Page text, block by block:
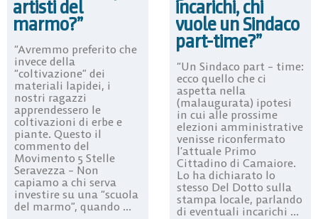
artisti del
marmo?”
“Avremmo preferito che
invece della
“coltivazione” dei
materiali lapidei, i
nostri ragazzi
apprendessero le
coltivazioni di erbe e
piante. Questo il
commento del
Movimento 5 Stelle
Seravezza – Non
capiamo a chi serva
investire su una “scuola
del marmo”, quando ...
incarichi, chi
vuole un Sindaco
part-time?”
“Un Sindaco part – time:
ecco quello che ci
aspetta nella
(malaugurata) ipotesi
in cui alle prossime
elezioni amministrative
venisse riconfermato
l’attuale Primo
Cittadino di Camaiore.
Lo ha dichiarato lo
stesso Del Dotto sulla
stampa locale, parlando
di eventuali incarichi ...